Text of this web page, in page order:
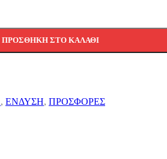
ΠΡΟΣΘΉΚΗ ΣΤΟ ΚΑΛΆΘΙ
, ΕΝΔΥΣΗ, ΠΡΟΣΦΟΡΕΣ